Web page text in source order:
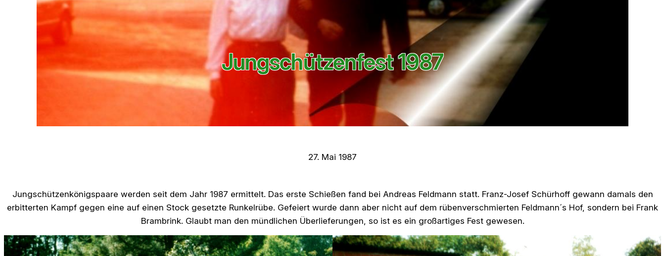
Jungschützenfest 1987
27. Mai 1987
Jungschützenkönigspaare werden seit dem Jahr 1987 ermittelt. Das erste Schießen fand bei Andreas Feldmann statt. Franz-Josef Schürhoff gewann damals den
erbitterten Kampf gegen eine auf einen Stock gesetzte Runkelrübe. Gefeiert wurde dann aber nicht auf dem rübenverschmierten Feldmann´s Hof, sondern bei Frank
Brambrink. Glaubt man den mündlichen Überlieferungen, so ist es ein großartiges Fest gewesen.